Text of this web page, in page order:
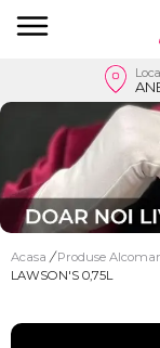
Acasa / Produse
LAWSON'S 0,75L